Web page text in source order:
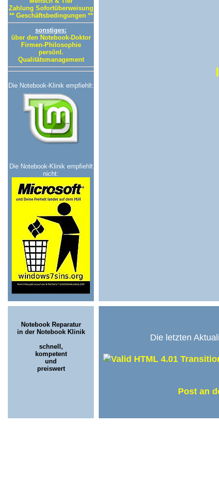
Zahlung Sofortüberweisung
** Geschäftsbedingungen **
sonstiges:
über den Notebook-Doktor
Firmen-Philosophie
persönl.
Qualitätsmanagement
Die Notebook-Klinik empfiehlt:
Die Notebook-Klinik empfiehlt
nicht:
Notebook Reparatur
in der Notebook Klinik
schnell,
kompetent
und
preiswert
Die letzten
Post an